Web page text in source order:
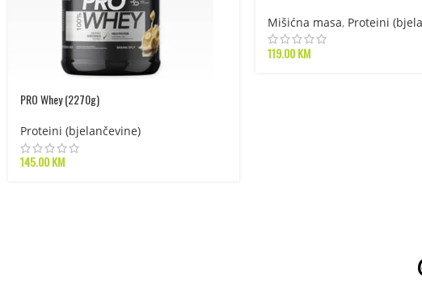
PRO Whey (2270g)
Proteini (bjelančevine)
145.00KM
Mišićna masa, Proteini
119.00KM